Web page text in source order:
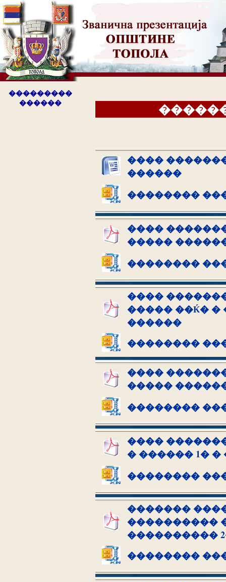
���������
������
����
������
��������
����
�����
��������
����
����� ��Ќ� �
������
��������
����
�����
��������
����
� ������ 1�
��������
�������
����������
����������
��������